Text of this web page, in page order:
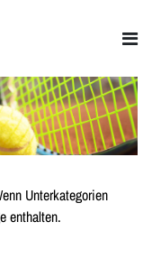
Unterkategorien
enthalten.